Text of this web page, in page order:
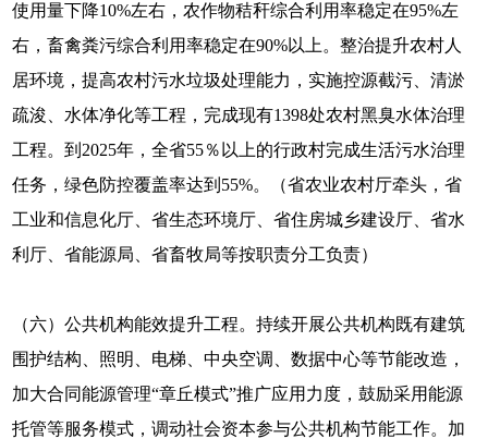
使用量下降10%左右，农作物秸秆综合利用率稳定在95%左
右，畜禽粪污综合利用率稳定在90%以上。整治提升农村人
居环境，提高农村污水垃圾处理能力，实施控源截污、清淤
疏浚、水体净化等工程，完成现有1398处农村黑臭水体治理
工程。到2025年，全省55％以上的行政村完成生活污水治理
任务，绿色防控覆盖率达到55%。（省农业农村厅牵头，省
工业和信息化厅、省生态环境厅、省住房城乡建设厅、省水
利厅、省能源局、省畜牧局等按职责分工负责）
（六）公共机构能效提升工程。持续开展公共机构既有建筑
围护结构、照明、电梯、中央空调、数据中心等节能改造，
加大合同能源管理“章丘模式”推广应用力度，鼓励采用能源
托管等服务模式，调动社会资本参与公共机构节能工作。加